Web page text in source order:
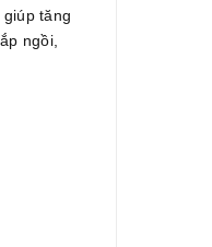
tăng
ngồi,